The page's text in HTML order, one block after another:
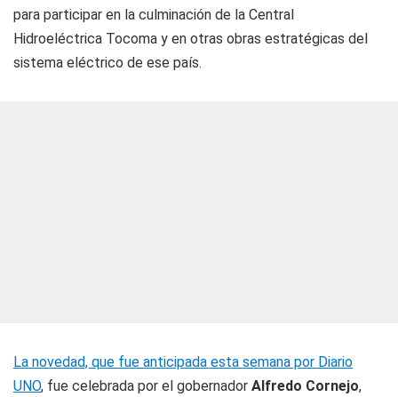
para participar en la culminación de la Central
Hidroeléctrica Tocoma y en otras obras estratégicas del
sistema eléctrico de ese país.
La novedad, que fue anticipada esta semana por Diario
UNO, fue celebrada por el gobernador Alfredo Cornejo,